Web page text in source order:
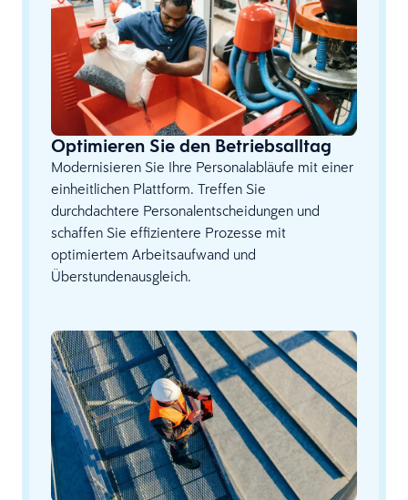
Optimieren Sie den Betriebsalltag
Modernisieren Sie Ihre Personalabläufe mit einer
einheitlichen Plattform. Treffen Sie
durchdachtere Personalentscheidungen und
schaffen Sie effizientere Prozesse mit
optimiertem Arbeitsaufwand und
Überstundenausgleich.